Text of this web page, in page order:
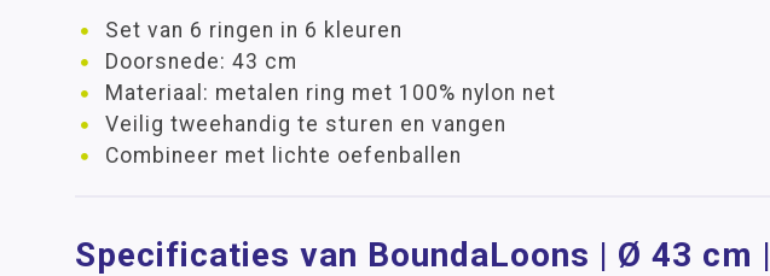
Set van 6 ringen in 6 kleuren
Doorsnede: 43 cm
Materiaal: metalen ring met 100% nylon net
Veilig tweehandig te sturen en vangen
Combineer met lichte oefenballen
Specificaties van BoundaLoons | Ø 43 cm |